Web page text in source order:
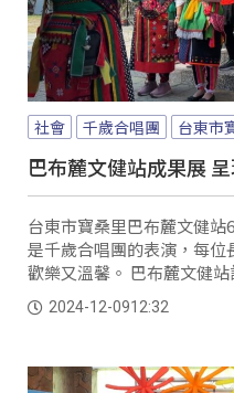
社會 千歲合唱團 台東市
巴布麓文健站成果展
台東市寶桑里巴布麓文健
是千歲合唱團的表演，每
歡樂又溫馨。 巴布麓文健站計畫主持人 潘調志：「因為要呈
現我們民族的一些最美的服
服，這邊有卑南、阿美、排
2024-12-0912:32